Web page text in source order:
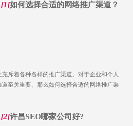
[1]如何选择合适的网络推广渠道？
斥着各种各样的推广渠道。对于企业和个人
至关重要。那么如何选择合适的网络推广渠
[2]许昌SEO哪家公司好?